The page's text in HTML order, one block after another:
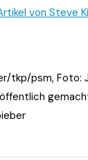
von Steve
tkp/psm, Foto:
öffentlich